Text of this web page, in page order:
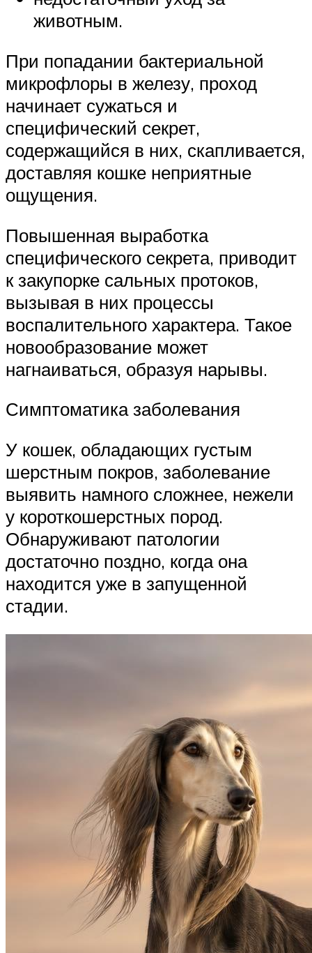
животным.
При попадании бактериальной
микрофлоры в железу, проход
начинает сужаться и
специфический секрет,
содержащийся в них, скапливается,
доставляя кошке неприятные
ощущения.
Повышенная выработка
специфического секрета, приводит
к закупорке сальных протоков,
вызывая в них процессы
воспалительного характера. Такое
новообразование может
нагнаиваться, образуя нарывы.
Симптоматика заболевания
У кошек, обладающих густым
шерстным покров, заболевание
выявить намного сложнее, нежели
у короткошерстных пород.
Обнаруживают патологии
достаточно поздно, когда она
находится уже в запущенной
стадии.